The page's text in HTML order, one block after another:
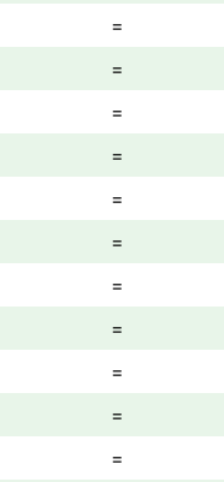
=
=
=
=
=
=
=
=
=
=
=